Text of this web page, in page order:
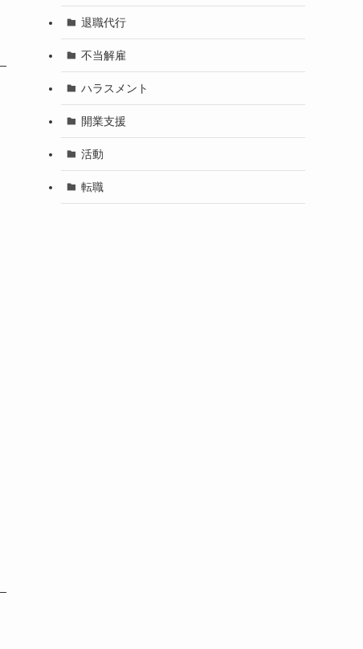
退職代行
不当解雇
ハラスメント
開業支援
活動
転職